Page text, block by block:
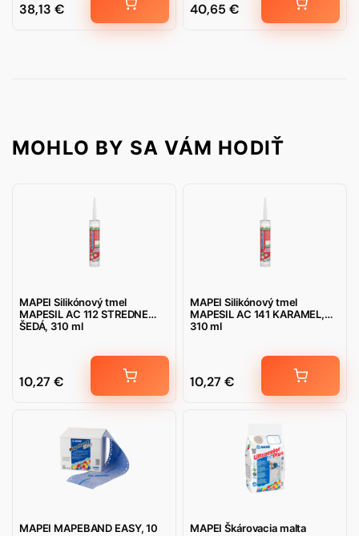
38,13 € 40,65 €
MOHLO BY SA VÁM HODIŤ
MAPEI Silikónový tmel
MAPESIL AC 112 STREDNE
ŠEDÁ, 310 ml
10,27 €
MAPEI Silikónový tmel
MAPESIL AC 141 KARAMEL,
310 ml
10,27 €
MAPEI MAPEBAND EASY, 10
MAPEI Škárovacia malta